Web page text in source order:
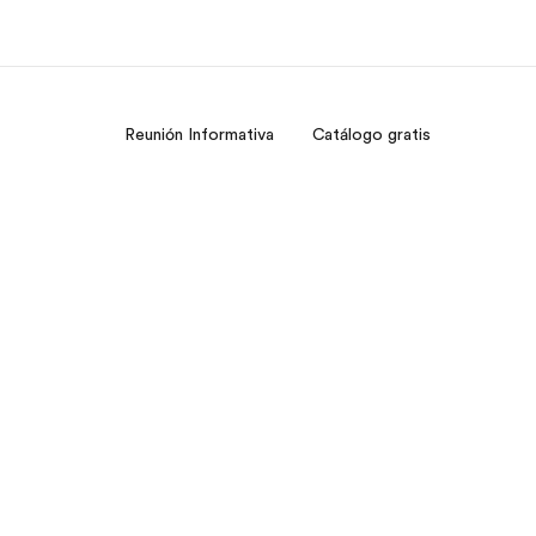
Reunión Informativa Catálogo gratis